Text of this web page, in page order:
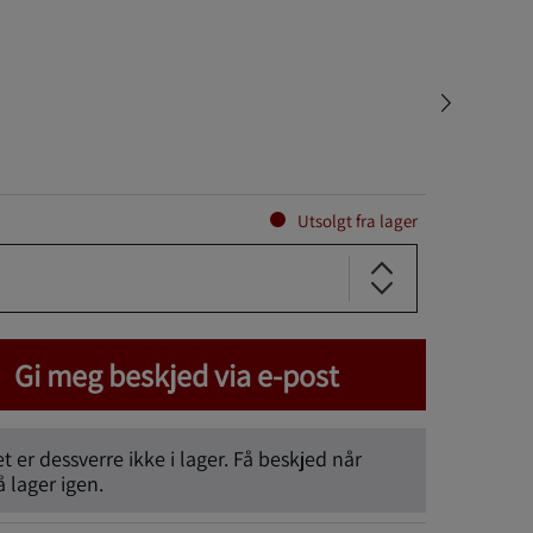
Utsolgt fra lager
Gi meg beskjed via e-post
er dessverre ikke i lager. Få beskjed når
lager igen.